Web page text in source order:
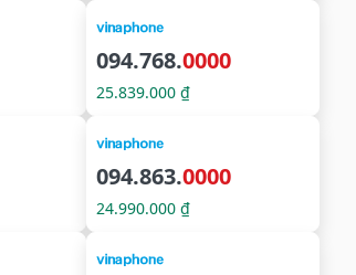
094.768.0000
25.839.000 ₫
094.863.0000
24.990.000 ₫